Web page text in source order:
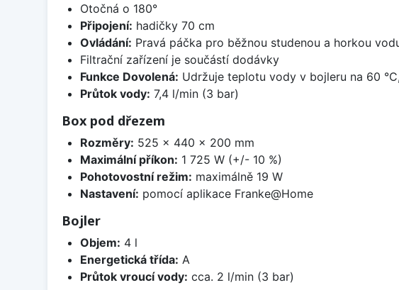
Otočná o 180°
Připojení: hadičky 70 cm
Ovládání: Pravá páčka pro běžnou studenou a horkou
Filtrační zařízení je součástí dodávky
Funkce Dovolená: Udržuje teplotu vody v bojleru na 60
Průtok vody: 7,4 l/min (3 bar)
Box pod dřezem
Rozměry: 525 x 440 x 200 mm
Maximální příkon: 1 725 W (+/- 10 %)
Pohotovostní režim: maximálně 19 W
Nastavení: pomocí aplikace Franke@Home
Bojler
Objem: 4 l
Energetická třída: A
Průtok vroucí vody: cca. 2 l/min (3 bar)